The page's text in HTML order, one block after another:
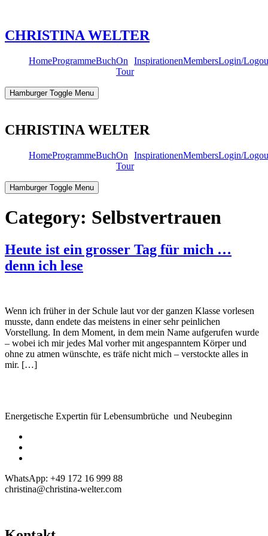
content
CHRISTINA WELTER
HomeProgrammeBuchOn
Tour
InspirationenMembersLogin/
Hamburger Toggle Menu
CHRISTINA WELTER
HomeProgrammeBuchOn
Tour
InspirationenMembersLogin/
Hamburger Toggle Menu
Category: Selbstvertrauen
Heute ist ein grosser Tag für mich …
denn ich lese
Wenn ich früher in der Schule laut vor der ganzen Klasse vorlesen
musste, dann endete das meistens in einer sehr peinlichen
Vorstellung. In dem Moment, in dem mein Name aufgerufen wurde
– wobei ich mir jedes Mal vorher mit angespanntem Körper und
ohne zu atmen wünschte, es träfe nicht mich – verstockte alles in
mir. […]
Energetische Expertin für Lebensumbrüche und Neubeginn
WhatsApp: +49 172 16 999 88
christina@christina-welter.com